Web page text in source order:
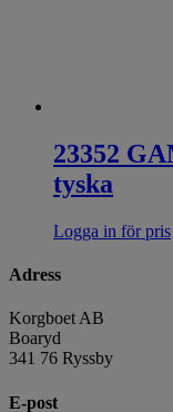
23352
tyska
Logga in för pris
Adress
Korgboet AB
Boaryd
341 76 Ryssby
E-post